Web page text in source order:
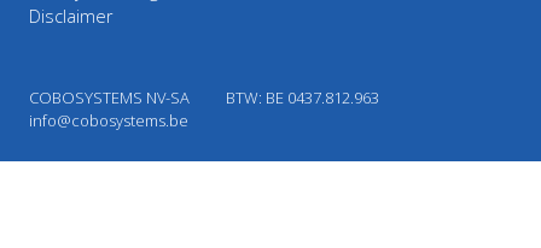
Disclaimer
COBOSYSTEMS NV-SA
BTW: BE 0437.812.963
info@cobosystems.be